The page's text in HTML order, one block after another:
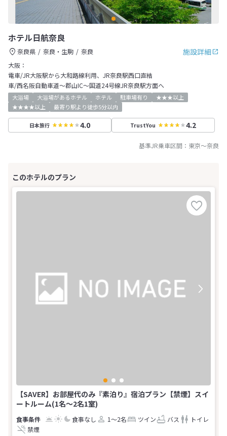
ホテル日航奈良
施設詳細
奈良県 奈良・生駒
奈良
大阪：
電車/JR大阪駅から大和路線利用、JR奈良駅西口直結
車/西名阪自動車道～郡山IC～国道24号線JR奈良駅方面へ
大浴場 大浴場があるホテル ホテル 駐車場有り
★★★以上
★★★★以上
最寄り駅より徒歩5分以内
日本旅行 4.0 TrustYou 4.2
基準JR乗車区間： 東京～奈良
【SAVER】お部屋代のみ『素泊り』宿泊プラン【禁煙】スイ
ートルーム(1名～2名1室)
食事なし 1～2名 ツイン バス
トイレ
禁煙